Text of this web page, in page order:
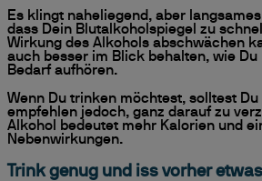
Es klingt naheliegend, aber
dass Dein Blutalkoholspiegel zu
Wirkung des Alkohols abschwächen
auch besser im Blick behalten, wie Du
Bedarf aufhören.
Wenn Du trinken möchtest, solltest
empfehlen jedoch, ganz darauf zu
Alkohol bedeutet mehr Kalorien und
Nebenwirkungen.
Trink genug und iss vorher etwas